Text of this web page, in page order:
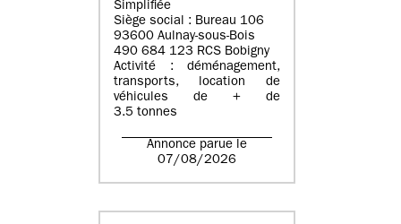
Simplifiée
Siège social : Bureau 106
93600 Aulnay-sous-Bois
490 684 123 RCS Bobigny
Activité : déménagement,
transports, location de
véhicules de + de
3.5 tonnes
Annonce parue le
07/08/2026